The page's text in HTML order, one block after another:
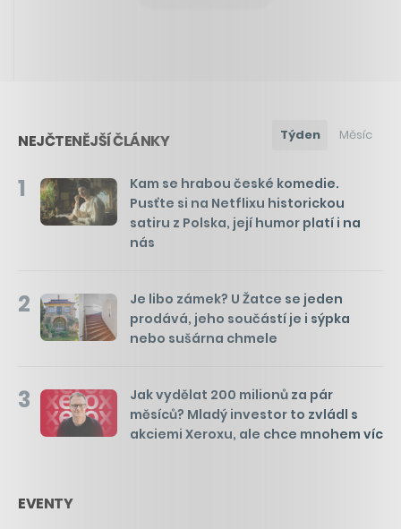
NEJČTENĚJŠÍ ČLÁNKY Týden Měsíc
1
Kam se hrabou české komedie.
Pusťte si na Netflixu historickou
satiru z Polska, její humor platí i na
nás
2
Je libo zámek? U Žatce se jeden
prodává, jeho součástí je i sýpka
nebo sušárna chmele
3
Jak vydělat 200 milionů za pár
měsíců? Mladý investor to zvládl s
akciemi Xeroxu, ale chce mnohem víc
EVENTY